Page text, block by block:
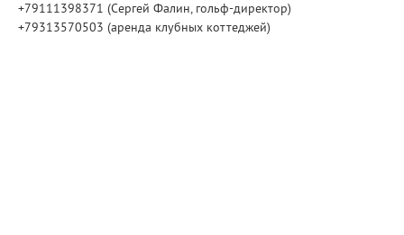
+79111398371 (Сергей Фалин, гольф-директор)
+79313570503 (аренда клубных коттеджей)